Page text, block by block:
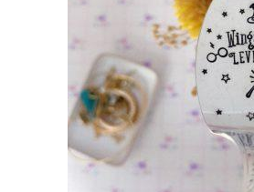
CUILLÈRE À DESSERT
WINGARDIUM
38,00€
AJOUTER AU